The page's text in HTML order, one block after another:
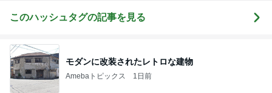
このハッシュタグの記事を見る
モダンに改装されたレトロな建物
Amebaトピックス 1日前